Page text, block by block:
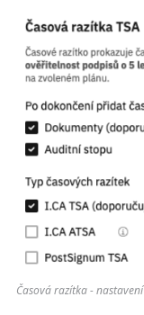
Časová razítka - nastavení